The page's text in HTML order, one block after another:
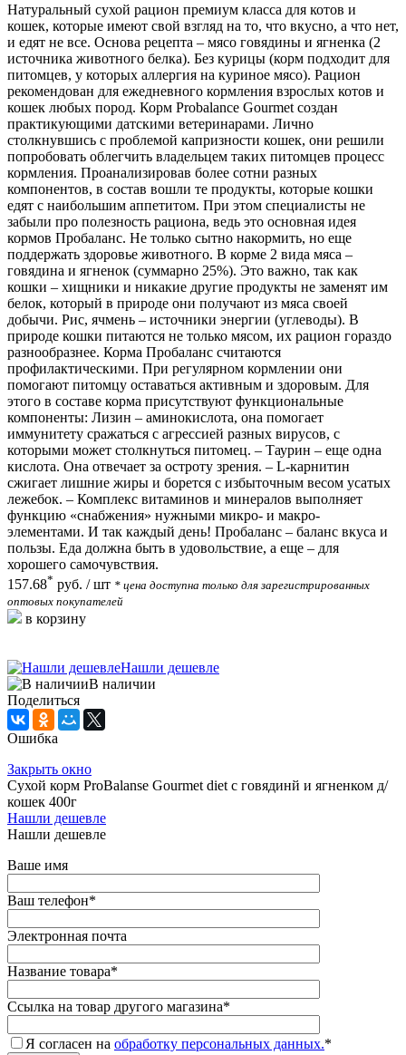
Натуральный сухой рацион премиум класса для котов и
кошек, которые имеют свой взгляд на то, что вкусно, а что нет,
и едят не все. Основа рецепта – мясо говядины и ягненка (2
источника животного белка). Без курицы (корм подходит для
питомцев, у которых аллергия на куриное мясо). Рацион
рекомендован для ежедневного кормления взрослых котов и
кошек любых пород. Корм Probalance Gourmet создан
практикующими датскими ветеринарами. Лично
столкнувшись с проблемой капризности кошек, они решили
попробовать облегчить владельцем таких питомцев процесс
кормления. Проанализировав более сотни разных
компонентов, в состав вошли те продукты, которые кошки
едят с наибольшим аппетитом. При этом специалисты не
забыли про полезность рациона, ведь это основная идея
кормов Пробаланс. Не только сытно накормить, но еще
поддержать здоровье животного. В корме 2 вида мяса –
говядина и ягненок (суммарно 25%). Это важно, так как
кошки – хищники и никакие другие продукты не заменят им
белок, который в природе они получают из мяса своей
добычи. Рис, ячмень – источники энергии (углеводы). В
природе кошки питаются не только мясом, их рацион гораздо
разнообразнее. Корма Пробаланс считаются
профилактическими. При регулярном кормлении они
помогают питомцу оставаться активным и здоровым. Для
этого в составе корма присутствуют функциональные
компоненты: Лизин – аминокислота, она помогает
иммунитету сражаться с агрессией разных вирусов, с
которыми может столкнуться питомец. – Таурин – еще одна
кислота. Она отвечает за остроту зрения. – L-карнитин
сжигает лишние жиры и борется с избыточным весом усатых
лежебок. – Комплекс витаминов и минералов выполняет
функцию «снабжения» нужными микро- и макро-
элементами. И так каждый день! Пробаланс – баланс вкуса и
пользы. Еда должна быть в удовольствие, а еще – для
хорошего самочувствия.
157.68* руб. / шт * цена доступна только для зарегистрированных
оптовых покупателей
в корзину
Нашли дешевле
В наличии
Поделиться
Ошибка
Закрыть окно
Сухой корм ProBalanse Gourmet diet с говядинй и ягненком д/
кошек 400г
Нашли дешевле
Нашли дешевле
Ваше имя
Ваш телефон*
Электронная почта
Название товара*
Ссылка на товар другого магазина*
Я согласен на обработку персональных данных.*